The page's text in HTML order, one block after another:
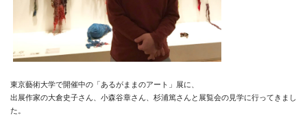
東京藝術大学で開催中の「あるがままのアート」展に、
出展作家の大倉史子さん、小森谷章さん、杉浦篤さんと展覧会の見学に行ってきまし
た。